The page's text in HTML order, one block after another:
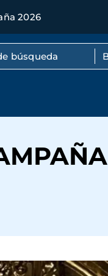
2026
completo